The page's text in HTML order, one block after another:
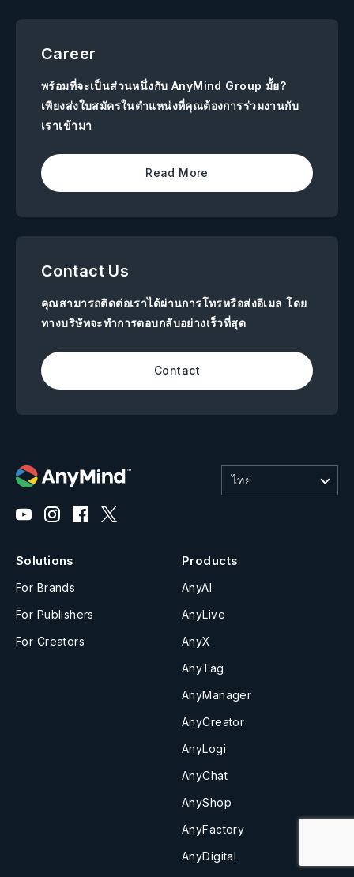
Career
พร้อมที่จะเป็นส่วนหนึ่งกับ AnyMind Group มั้ย?
เพียงส่งใบสมัครในตำแหน่งที่คุณต้องการร่วมงานกับ
เราเข้ามา
Read More
Contact Us
คุณสามารถติดต่อเราได้ผ่านการโทรหรือส่งอีเมล โดย
ทางบริษัทจะทำการตอบกลับอย่างเร็วที่สุด
Contact
ไทย
Solutions
For Brands
For Publishers
For Creators
Products
AnyAI
AnyLive
AnyX
AnyTag
AnyManager
AnyCreator
AnyLogi
AnyChat
AnyShop
AnyFactory
AnyDigital